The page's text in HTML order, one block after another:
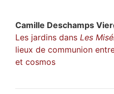
Camille Deschamps
Les jardins dans Les
lieux de communion
et cosmos